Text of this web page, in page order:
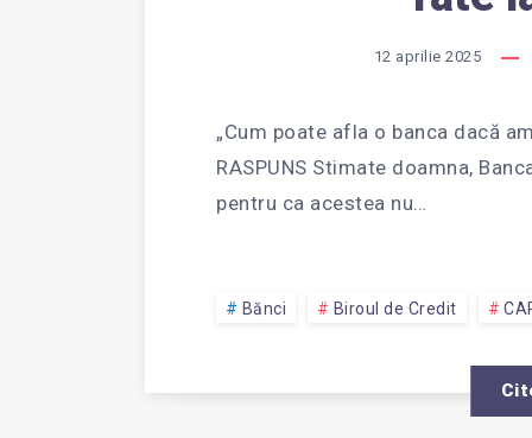
12 aprilie 2025
„Cum poate afla o banca dacă
RASPUNS Stimate doamna,
pentru ca acestea nu…
Bănci Biroul de Credit